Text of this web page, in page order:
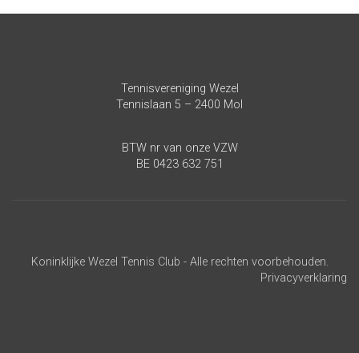
Tennisvereniging Wezel
Tennislaan 5 – 2400 Mol
BTW nr van onze VZW
BE 0423 632 751
Koninklijke Wezel Tennis Club - Alle rechten voorbehouden.
Privacyverklaring